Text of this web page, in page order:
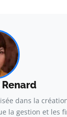
dans la
la gestion et les